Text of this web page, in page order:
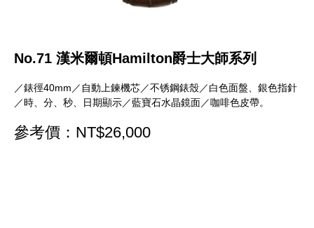
No.71 漢米爾頓Hamilton爵士大師系列
／錶徑40mm／自動上鍊機芯／不锈鋼錶殼／白色面盤、銀色指針
／時、分、秒、日期顯示／藍寶石水晶鏡面／咖啡色皮帶。
參考價：NT$26,000